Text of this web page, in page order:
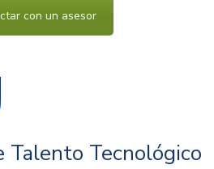
con un asesor
Talento Tecnológico